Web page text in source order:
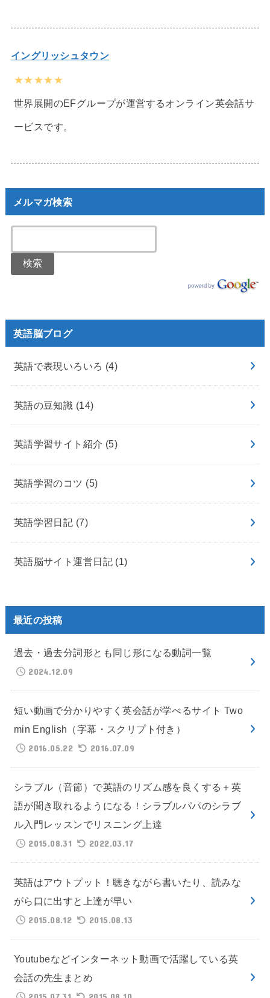
イングリッシュタウン
★★★★★
世界展開のEFグループが運営するオンライン英会話サ
ービスです。
メルマガ検索
英語脳ブログ
英語で表現いろいろ (4)
英語の豆知識 (14)
英語学習サイト紹介 (5)
英語学習のコツ (5)
英語学習日記 (7)
英語脳サイト運営日記 (1)
最近の投稿
過去・過去分詞形とも同じ形になる動詞一覧
2024.12.09
短い動画で分かりやすく英会話が学べるサイト Two
min English（字幕・スクリプト付き）
2016.05.22
2016.07.09
シラブル（音節）で英語のリズム感を良くする＋英
語が聞き取れるようになる！シラブルパパのシラブ
ル入門レッスンでリスニング上達
2015.08.31
2022.03.17
英語はアウトプット！聴きながら書いたり、読みな
がら口に出すと上達が早い
2015.08.12
2015.08.13
Youtubeなどインターネット動画で活躍している英
会話の先生まとめ